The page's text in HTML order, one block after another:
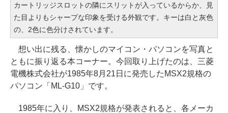
カートリッジスロットの隣にスリットが入っているからか、見
た目よりもシャープな印象を受ける外観です。キーは白と灰色
の、2色に色分けされています。
想い出に残る、懐かしのマイコン・パソコンを写真と
ともに振り返る本コーナー。今回取り上げたのは、三菱
電機株式会社が1985年8月21日に発売したMSX2規格の
パソコン「ML-G10」です。
1985年に入り、MSX2規格が発表されると、各メーカ